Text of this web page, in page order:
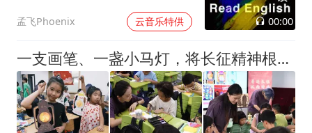
孟飞Phoenix 云音乐特供 00:00
一支画笔、一盏小马灯，将长征精神根植少年心底